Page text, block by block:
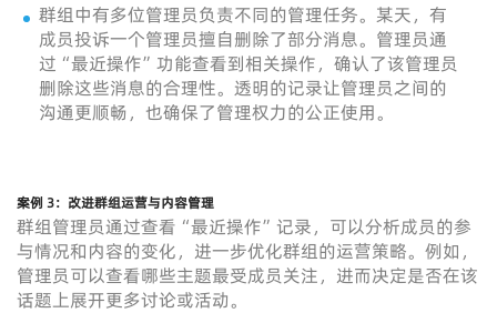
群组中有多位管理员负责不同的管理任务。某天，有
成员投诉一个管理员擅自删除了部分消息。管理员通
过“最近操作”功能查看到相关操作，确认了该管理员
删除这些消息的合理性。透明的记录让管理员之间的
沟通更顺畅，也确保了管理权力的公正使用。
案例 3：改进群组运营与内容管理
群组管理员通过查看“最近操作”记录，可以分析成员的参
与情况和内容的变化，进一步优化群组的运营策略。例如，
管理员可以查看哪些主题最受成员关注，进而决定是否在该
话题上展开更多讨论或活动。